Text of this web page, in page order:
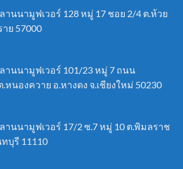
นนามูฟเวอร์ 128 หมู่ 17 ชอย 2/4 ต.ห้วย
าย 57000
านนามูฟเวอร์ 101/23 หมู่ 7 ถนน
หนองควาย อ.หางดง จ.เชียงใหม่ 50230
นนามูฟเวอร์ 17/2 ซ.7 หมู่ 10 ต.พิมลราช
บุรี 11110